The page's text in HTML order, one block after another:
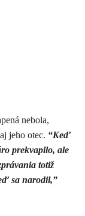
nebola,
jeho otec. “Keď
prekvapilo, ale
totiž
sa narodil,”